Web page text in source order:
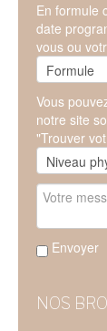
En formule
date
vous ou
Vous
notre site
"Trouver
Envoyer
NOS